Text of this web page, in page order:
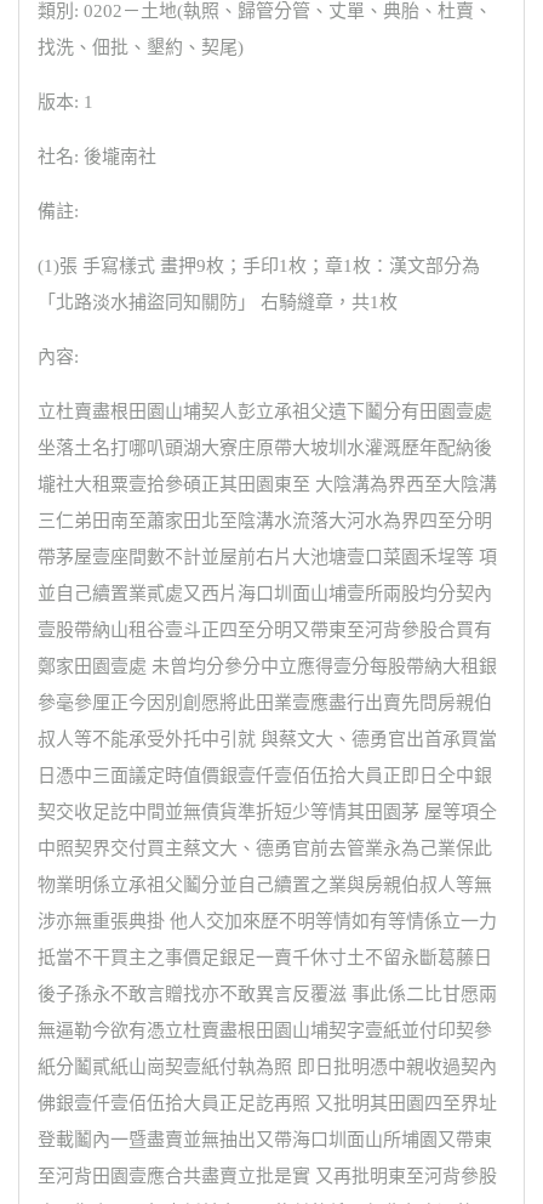
類別: 0202－土地(執照、歸管分管、丈單、典胎、杜賣、
找洗、佃批、墾約、契尾)
版本: 1
社名: 後壠南社
備註:
(1)張 手寫樣式 畫押9枚；手印1枚；章1枚：漢文部分為
「北路淡水捕盜同知關防」 右騎縫章，共1枚
內容:
立杜賣盡根田園山埔契人彭立承祖父遺下鬮分有田園壹處
坐落土名打哪叭頭湖大寮庄原帶大坡圳水灌溉歷年配納後
壠社大租粟壹拾參碩正其田園東至 大陰溝為界西至大陰溝
三仁弟田南至蕭家田北至陰溝水流落大河水為界四至分明
帶茅屋壹座間數不計並屋前右片大池塘壹口菜園禾埕等 項
並自己續置業貳處又西片海口圳面山埔壹所兩股均分契內
壹股帶納山租谷壹斗正四至分明又帶東至河背參股合買有
鄭家田園壹處 未曾均分參分中立應得壹分每股帶納大租銀
參毫參厘正今因別創愿將此田業壹應盡行出賣先問房親伯
叔人等不能承受外托中引就 與蔡文大、德勇官出首承買當
日憑中三面議定時值價銀壹仟壹佰伍拾大員正即日仝中銀
契交收足訖中間並無債貨準折短少等情其田園茅 屋等項仝
中照契界交付買主蔡文大、德勇官前去管業永為己業保此
物業明係立承祖父鬮分並自己續置之業與房親伯叔人等無
涉亦無重張典掛 他人交加來歷不明等情如有等情係立一力
抵當不干買主之事價足銀足一賣千休寸土不留永斷葛藤日
後子孫永不敢言贈找亦不敢異言反覆滋 事此係二比甘愿兩
無逼勒今欲有憑立杜賣盡根田園山埔契字壹紙並付印契參
紙分鬮貳紙山崗契壹紙付執為照 即日批明憑中親收過契內
佛銀壹仟壹佰伍拾大員正足訖再照 又批明其田園四至界址
登載鬮內一暨盡賣並無抽出又帶海口圳面山所埔園又帶東
至河背田園壹應合共盡賣立批是實 又再批明東至河背參股